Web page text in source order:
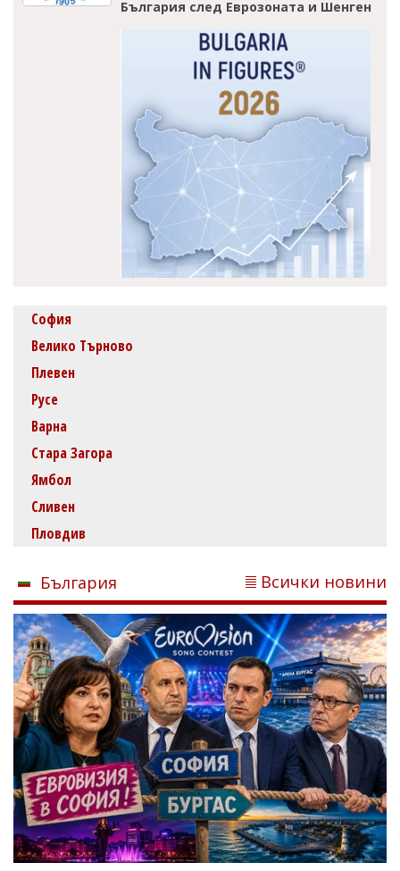
България след Еврозоната и Шенген
София
Велико Търново
Плевен
Русе
Варна
Стара Загора
Ямбол
Сливен
Пловдив
България Всички новини